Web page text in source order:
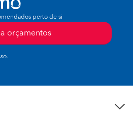
perto de si
orçamentos